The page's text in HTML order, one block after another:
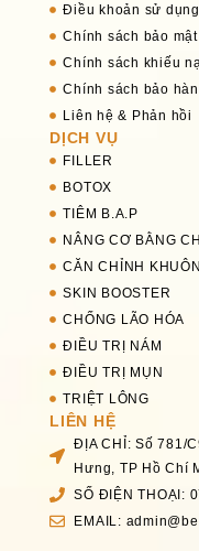
Điều khoản sử dụng
Chính sách bảo mật
Chính sách khiếu
Chính sách bảo
Liên hệ & Phản hồi
DỊCH VỤ
FILLER
BOTOX
TIÊM B.A.P
NÂNG CƠ BẰNG
CĂN CHỈNH
SKIN BOOSTER
CHỐNG LÃO HÓA
ĐIỀU TRỊ NÁM
ĐIỀU TRỊ MỤN
TRIỆT LÔNG
LIÊN HỆ
ĐỊA CHỈ: Số 781/
Hưng, TP Hồ Chí
SỐ ĐIỆN THOẠI:
EMAIL: